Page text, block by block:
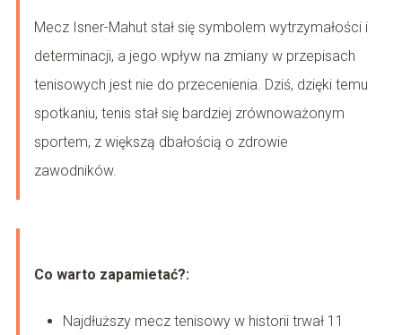
Mecz Isner-Mahut stał się symbolem wytrzymałości i
determinacji, a jego wpływ na zmiany w przepisach
tenisowych jest nie do przecenienia. Dziś, dzięki temu
spotkaniu, tenis stał się bardziej zrównoważonym
sportem, z większą dbałością o zdrowie
zawodników.
Co warto zapamietać?:
Najdłuższy mecz tenisowy w historii trwał 11